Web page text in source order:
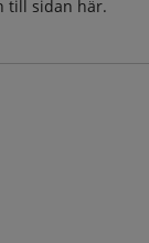
till sidan här.